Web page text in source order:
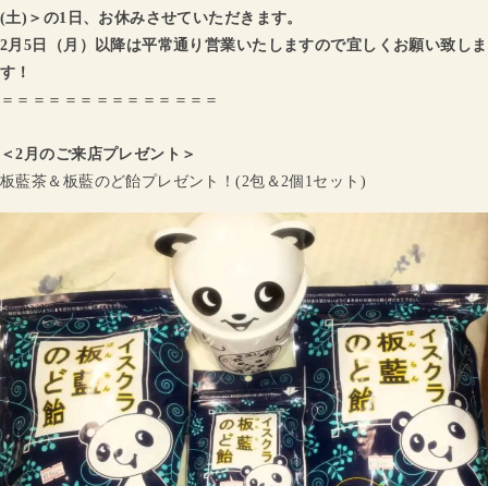
(土)＞の1日、お休みさせていただきます。
2月5日（月）以降は平常通り営業いたしますので宜しくお願い致しま
す！
＝＝＝＝＝＝＝＝＝＝＝＝＝＝
＜2月のご来店プレゼント＞
板藍茶＆板藍のど飴プレゼント！(2包＆2個1セット)